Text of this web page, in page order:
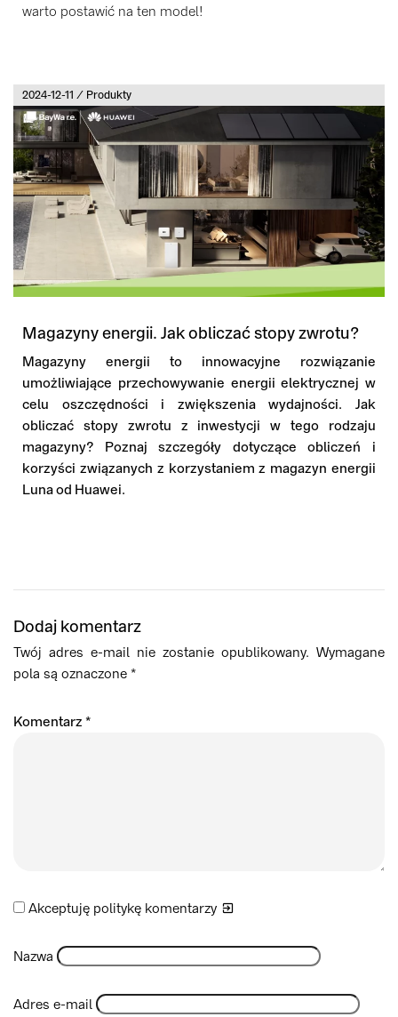
warto postawić na ten model!
2024-12-11 / Produkty
Magazyny energii. Jak obliczać stopy zwrotu?
Magazyny energii to innowacyjne rozwiązanie
umożliwiające przechowywanie energii elektrycznej w
celu oszczędności i zwiększenia wydajności. Jak
obliczać stopy zwrotu z inwestycji w tego rodzaju
magazyny? Poznaj szczegóły dotyczące obliczeń i
korzyści związanych z korzystaniem z magazyn energii
Luna od Huawei.
Dodaj komentarz
Twój adres e-mail nie zostanie opublikowany. Wymagane
pola są oznaczone *
Komentarz *
Akceptuję politykę komentarzy
Nazwa
Adres e-mail